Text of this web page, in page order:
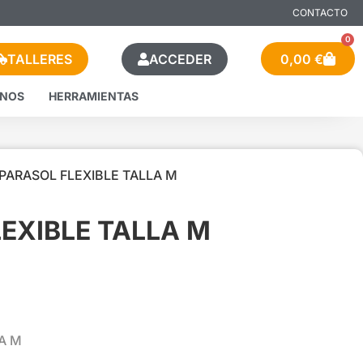
CONTACTO
TALLERES ACCEDER 0,00 €
0
HERRAMIENTAS
FLEXIBLE TALLA M
TALLA M
M